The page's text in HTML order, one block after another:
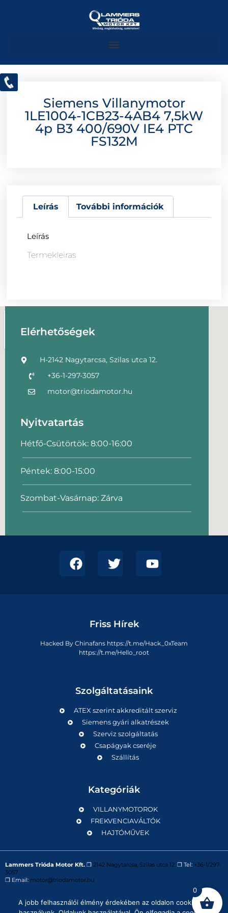
Siemens Villanymotor
1LE1004-1CB23-4AB4 7,5kW
4p B3 400/690V IE4 PTC
FS132M
Leírás További információk
Leírás
Termekleiras
Elérhetőségek
H-2142 Nagytarcsa, Szilas utca 12.
+36-1-297-3057
motor@triodamotor.hu
Nyitvatartás
Hétfő-Csütörtök: 8:00-16:00
Péntek: 8:00-15:00
Szombat-Vasárnap: Zárva
Friss Hírek
Hacked By Chinafans https://t.me/Hack_0xTeam
https://t.me/Hello_root
Szolgáltatásaink
ATEX szerint akkreditált szerviz
Siemens gyári alkatrészek
Szerviz szolgáltatás
Csapágyak cseréje
Szállítás
Kategóriák
VILLANYMOTOROK
FREKVENCIAVÁLTÓK
HAJTÓMŰVEK
Lammers Trióda Motor Kft. ❒ 2142 Nagytarcsa, Szilas utca 12. ❒ Tel: +36-1/297-
3057
❒ Email: motor@triodamotor.hu
Powered byDigit-Now Kft.
0
A jobb felhasználói élmény érdekében az oldalon cookie-kat